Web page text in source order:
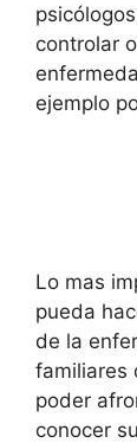
controlar
ejemplo
Lo mas
pueda
de la
familiares
poder
conocer